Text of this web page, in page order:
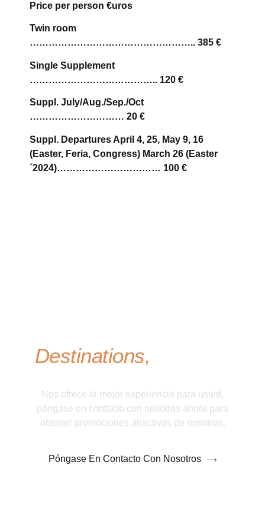
Price per person €uros
Twin room
…………………………………………….. 385 €
Single Supplement
………………………………….. 120 €
Suppl. July/Aug./Sep./Oct
………………………… 20 €
Suppl. Departures April 4, 25, May 9, 16
(Easter, Feria, Congress) March 26 (Easter
´2024)…………………………… 100 €
Destinations,
Nos ofrece la mejor experiencia para usted,
póngase en contacto con nosotros ahora para
obtener promociones atractivas de nosotros.
Póngase En Contacto Con Nosotros